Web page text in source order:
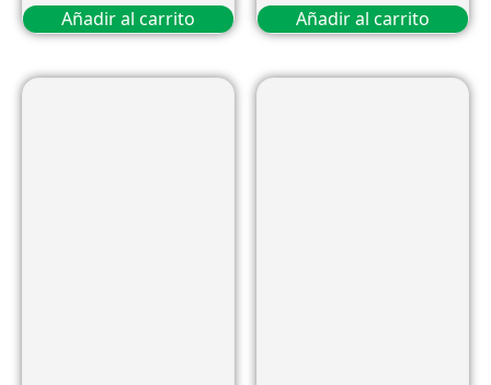
Añadir al carrito Añadir al carrito